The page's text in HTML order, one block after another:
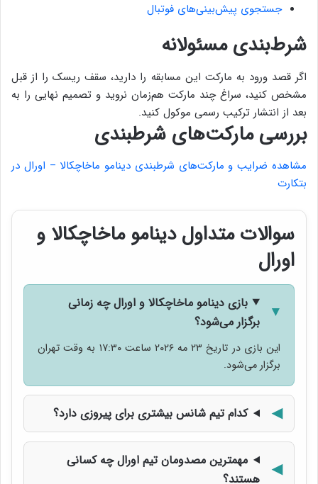
جستجوی پیش‌بینی‌های فوتبال
شرط‌بندی مسئولانه
اگر قصد ورود به مارکت این مسابقه را دارید، سقف ریسک را از قبل
مشخص کنید، سراغ چند مارکت هم‌زمان نروید و تصمیم نهایی را به
بعد از انتشار ترکیب رسمی موکول کنید.
بررسی مارکت‌های شرطبندی
مشاهده ضرایب و مارکت‌های شرطبندی دینامو ماخاچکالا – اورال در
بتکارت
سوالات متداول دینامو ماخاچکالا و
اورال
بازی دینامو ماخاچکالا و اورال چه زمانی
برگزار می‌شود؟
این بازی در تاریخ ۲۳ مه ۲۰۲۶ ساعت ۱۷:۳۰ به وقت تهران
برگزار می‌شود.
کدام تیم شانس بیشتری برای پیروزی دارد؟
مهمترین مصدومان تیم اورال چه کسانی
هستند؟